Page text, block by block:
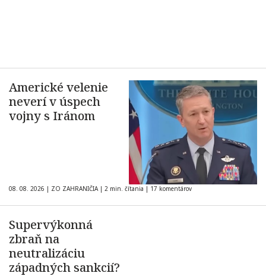
Americké velenie
neverí v úspech
vojny s Iránom
08. 08. 2026 | ZO ZAHRANIČIA | 2 min. čítania | 17 komentárov
Supervýkonná
zbraň na
neutralizáciu
západných sankcií?